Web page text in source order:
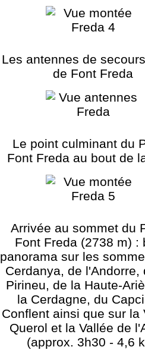
Les antennes de
de Font Freda
Le point culminant du
Font Freda au bout de
Arrivée au sommet du
Font Freda (2738 m) :
panorama sur les
Cerdanya, de l'Andorre,
Pirineu, de la Haute-
la Cerdagne, du
Conflent ainsi que sur la
Querol et la Vallée de
(approx. 3h30 - 4,6